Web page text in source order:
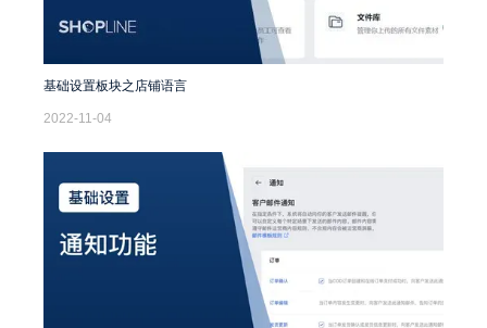
基础设置板块之店铺语言
2022-11-04